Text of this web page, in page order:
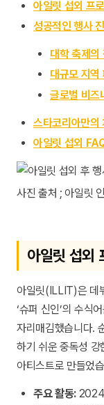
아일릿 섭외 프
성공적인 행사
대학 축제의
대규모 지역
글로벌 비즈
스타코리아만의
아일릿 섭외
사진 출처 ; 아일릿
아일릿 섭외
아일릿(ILLIT)은 데
‘슈퍼 신인’의 수식
자리매김했습니다.
하기 쉬운 중독성 강
아티스트로 만들었
주요 활동: 2024